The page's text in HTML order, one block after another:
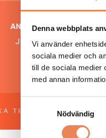
Denna webbplats
Vi använder
sociala medier och
till de sociala medier
med annan
Nödvändig
ANSVARIG UTGIVARE
Jonas Siljhammar
TILL TOPPEN OM